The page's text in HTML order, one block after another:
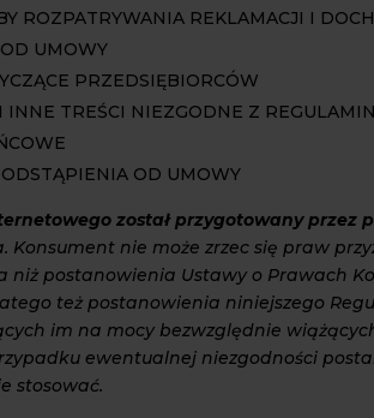
ROZPATRYWANIA REKLAMACJI I
UMOWY
PRZEDSIĘBIORCÓW
INNE TREŚCI NIEZGODNE Z
OD UMOWY
został przygotowany przez
Konsument nie może zrzec się praw
niż postanowienia Ustawy o Prawach
też postanowienia niniejszego
im na mocy bezwzględnie
ewentualnej niezgodności
stosować.